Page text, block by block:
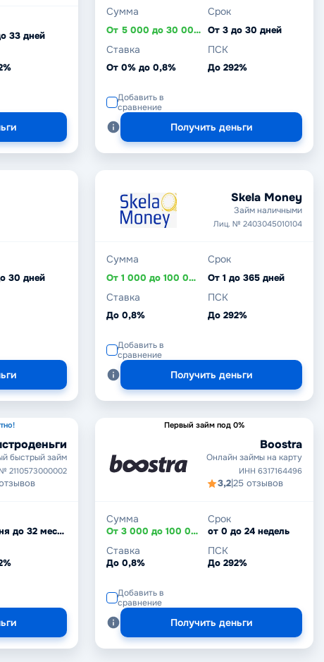
33 дней
Сумма
От 5 000 до 30 000 ₽
Срок
От 3 до 30 дней
Ставка
От 0% до 0,8%
ПСК
До 292%
Добавить в
сравнение
Получить деньги
30 дней
Skela Money
Займ наличными
Лиц. № 2403045010104
Сумма
От 1 000 до 100 000 ₽
Срок
От 1 до 365 дней
Ставка
До 0,8%
ПСК
До 292%
Добавить в
сравнение
Получить деньги
быстрый займ
2110573000002
От 1 дня до 32 месяцев
Первый займ под 0%
Boostra
Онлайн займы на карту
ИНН 6317164496
3,2|25 отзывов
Сумма
От 3 000 до 100 000 ₽
Срок
от 0 до 24 недель
Ставка
До 0,8%
ПСК
До 292%
Добавить в
сравнение
Получить деньги